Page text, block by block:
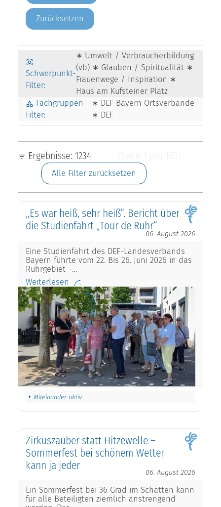
Zurücksetzen
Schwerpunkt-
Filter:
∗ Umwelt / Verbraucherbildung
(vb) ∗ Glauben / Spiritualität ∗
Frauenwege / Inspiration ∗
Haus am Kufsteiner Platz
Fachgruppen-
Filter:
∗ DEF Bayern Ortsverbände
∗ DEF
Ergebnisse: 1234
Alle Filter zurücksetzen
„Es war heiß, sehr heiß“. Bericht über
die Studienfahrt „Tour de Ruhr“
06. August 2026
Eine Studienfahrt des DEF-Landesverbands
Bayern führte vom 22. Bis 26. Juni 2026 in das
Ruhrgebiet –…
Weiterlesen
Miteinander aktiv
Zirkuszauber statt Hitzewelle –
Sommerfest bei schönem Wetter
kann ja jeder
06. August 2026
Ein Sommerfest bei 36 Grad im Schatten kann
für alle Beteiligten ziemlich anstrengend